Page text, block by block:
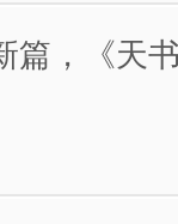
篇，《天